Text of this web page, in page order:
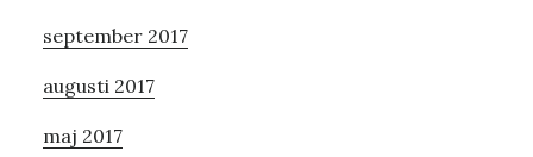
september 2017
augusti 2017
maj 2017